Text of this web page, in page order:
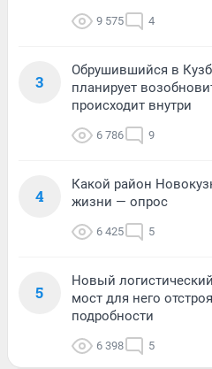
9 575 4
3
Обрушившийся в
планирует
происходит внутри
6 786 9
4
Какой район
жизни — опрос
6 425 5
5
Новый
мост для него
подробности
6 398 5